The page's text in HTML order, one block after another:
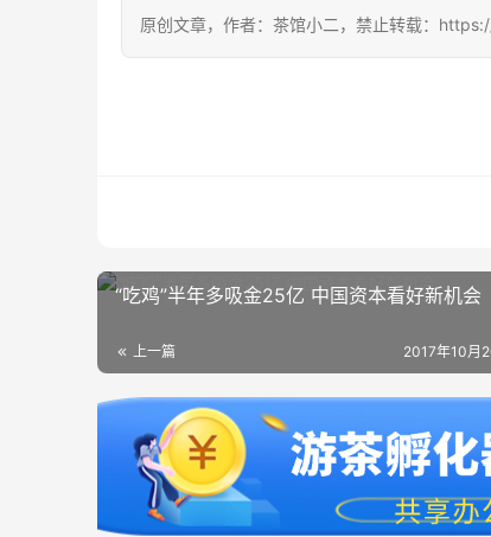
原创文章，作者：茶馆小二，禁止转载：
“吃鸡”半年多吸金25亿 中国资本看好新机会
上一篇 2017年10月